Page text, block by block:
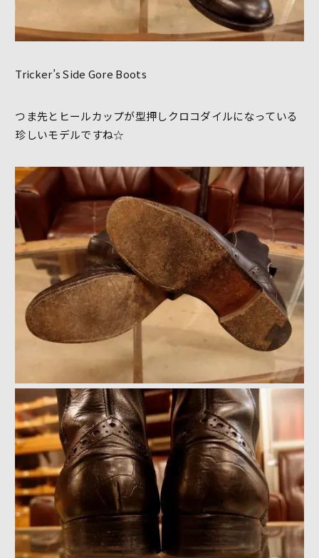
Tricker’s Side Gore Boots
つま先とヒールカップが型押しクロコダイルになっている
珍しいモデルですね☆